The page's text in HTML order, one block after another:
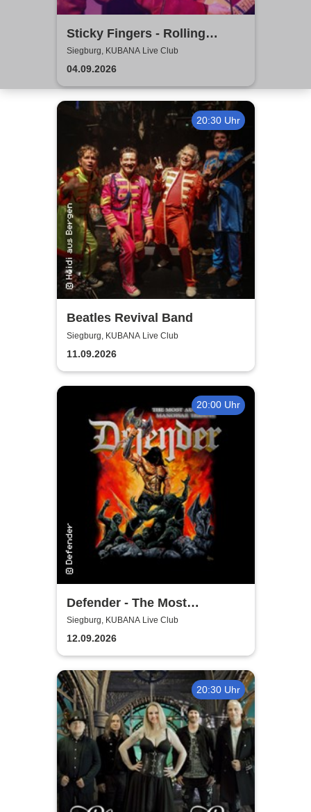
Sticky Fingers - Rolling
Stones Tribute
Siegburg, KUBANA Live Club
04.09.2026
20:30 Uhr
Beatles Revival Band
Siegburg, KUBANA Live Club
11.09.2026
20:00 Uhr
Defender - The Most
Authentic Manowar Tribute
Siegburg, KUBANA Live Club
12.09.2026
20:30 Uhr